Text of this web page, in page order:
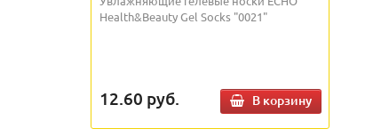
Health&Beauty Gel Socks "0021"
12.60 руб. В корзину